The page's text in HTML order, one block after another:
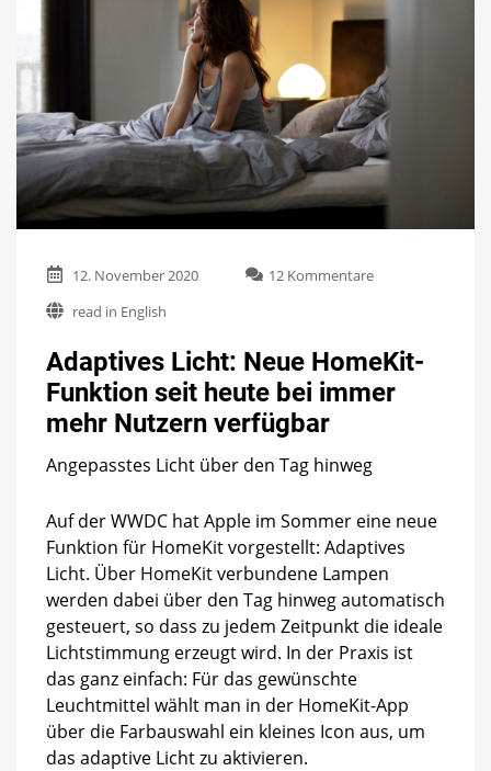
12. November 2020 12 Kommentarezu
HomeKit-
seit
verfügbar
read in English
Adaptives Licht: Neue HomeKit-
Funktion seit heute bei immer
mehr Nutzern verfügbar
Angepasstes Licht über den Tag hinweg
Auf der WWDC hat Apple im Sommer eine neue
Funktion für HomeKit vorgestellt: Adaptives
Licht. Über HomeKit verbundene Lampen
werden dabei über den Tag hinweg automatisch
gesteuert, so dass zu jedem Zeitpunkt die ideale
Lichtstimmung erzeugt wird. In der Praxis ist
das ganz einfach: Für das gewünschte
Leuchtmittel wählt man in der HomeKit-App
über die Farbauswahl ein kleines Icon aus, um
das adaptive Licht zu aktivieren.